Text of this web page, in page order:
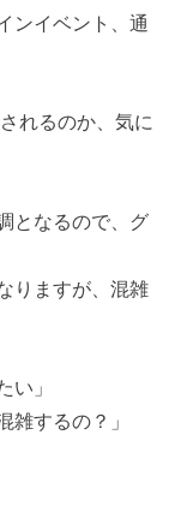
ンイベント、通
れるのか、気に
となるので、グ
りますが、混雑
い」
雑するの？」